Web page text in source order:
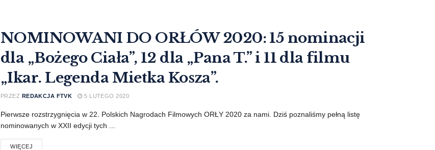
NOMINOWANI DO ORŁÓW 2020: 15 nominacji
dla „Bożego Ciała”, 12 dla „Pana T.” i 11 dla filmu
„Ikar. Legenda Mietka Kosza”.
PRZEZ REDAKCJA FTVK 5 LUTEGO 2020
Pierwsze rozstrzygnięcia w 22. Polskich Nagrodach Filmowych ORŁY 2020 za nami. Dziś poznaliśmy pełną listę
nominowanych w XXII edycji tych ...
WIĘCEJ